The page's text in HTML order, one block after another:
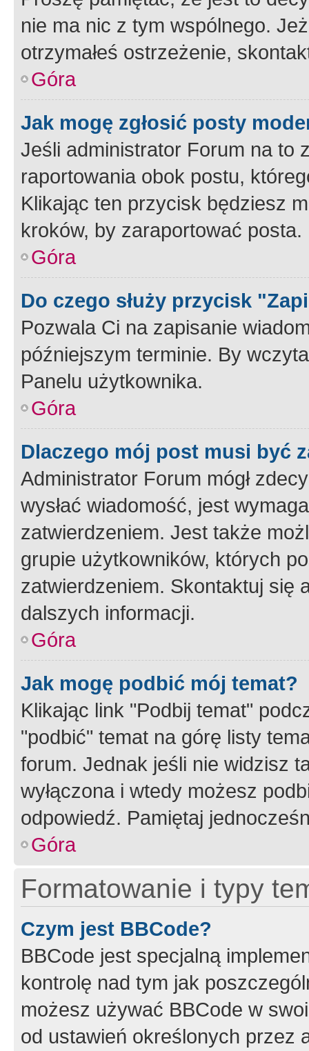
nie ma nic z tym wspólnego.
otrzymałeś ostrzeżenie,
Góra
Jak mogę zgłosić posty
Jeśli administrator Forum na to
raportowania obok postu,
Klikając ten przycisk będziesz
kroków, by zaraportować posta.
Góra
Do czego służy przycisk
Pozwala Ci na zapisanie
późniejszym terminie. By
Panelu użytkownika.
Góra
Dlaczego mój post musi być
Administrator Forum mógł
wysłać wiadomość, jest
zatwierdzeniem. Jest także
grupie użytkowników, których
zatwierdzeniem. Skontaktuj się
dalszych informacji.
Góra
Jak mogę podbić mój temat?
Klikając link "Podbij temat"
"podbić" temat na górę listy
forum. Jednak jeśli nie widzisz
wyłączona i wtedy możesz
odpowiedź. Pamiętaj
Góra
Formatowanie i typy
Czym jest BBCode?
BBCode jest specjalną
kontrolę nad tym jak
możesz używać BBCode w
od ustawień określonych przez